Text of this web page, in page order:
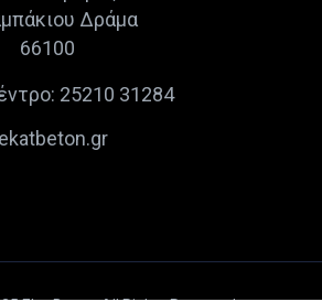
Δράμα
66100
25210 31284